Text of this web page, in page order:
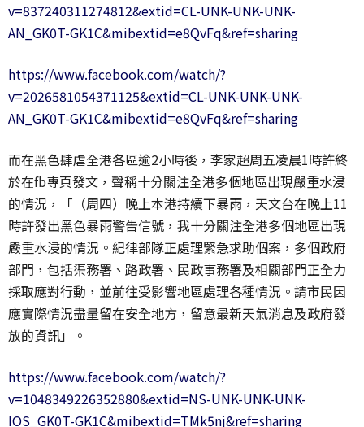
v=837240311274812&extid=CL-UNK-UNK-UNK-
AN_GK0T-GK1C&mibextid=e8QvFq&ref=sharing
https://www.facebook.com/watch/?
v=2026581054371125&extid=CL-UNK-UNK-UNK-
AN_GK0T-GK1C&mibextid=e8QvFq&ref=sharing
而在黑色肆虐全港各區逾2小時後，李家超周五凌晨1時許終
於在fb專頁發文，聲稱十分關注全港多個地區出現嚴重水浸
的情況，「（周四）晚上本港持續下暴雨，天文台在晚上11
時許發出黑色暴雨警告信號，我十分關注全港多個地區出現
嚴重水浸的情況。紀律部隊正處理緊急求助個案，多個政府
部門，包括渠務署、路政署、民政事務署及相關部門正全力
採取應對行動，並前往受影響地區處理各種情況。請市民因
應實際情況盡量留在安全地方，留意最新天氣消息及政府發
放的資訊」。
https://www.facebook.com/watch/?
v=1048349226352880&extid=NS-UNK-UNK-UNK-
IOS_GK0T-GK1C&mibextid=TMk5nj&ref=sharing